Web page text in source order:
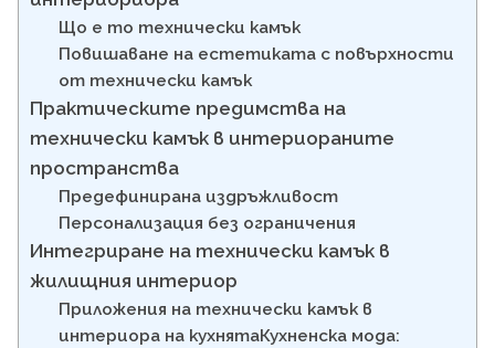
Що е то технически камък
Повишаване на естетиката с повърхности
от технически камък
Практическите предимства на
технически камък в интериораните
пространства
Предефинирана издръжливост
Персонализация без ограничения
Интегриране на технически камък в
жилищния интериор
Приложения на технически камък в
интериора на кухнятаКухненска мода: